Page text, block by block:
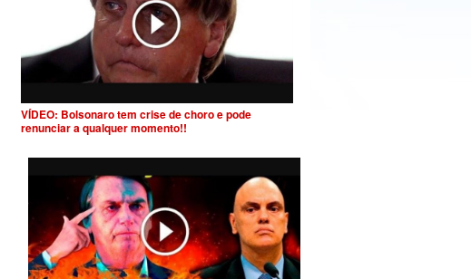
VÍDEO: Bolsonaro tem crise de choro e pode
renunciar a qualquer momento!!